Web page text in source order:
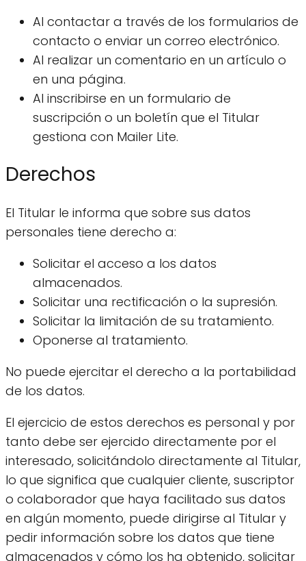
Al contactar a través de los formularios de
contacto o enviar un correo electrónico.
Al realizar un comentario en un artículo o
en una página.
Al inscribirse en un formulario de
suscripción o un boletín que el Titular
gestiona con Mailer Lite.
Derechos
El Titular le informa que sobre sus datos
personales tiene derecho a:
Solicitar el acceso a los datos
almacenados.
Solicitar una rectificación o la supresión.
Solicitar la limitación de su tratamiento.
Oponerse al tratamiento.
No puede ejercitar el derecho a la portabilidad
de los datos.
El ejercicio de estos derechos es personal y por
tanto debe ser ejercido directamente por el
interesado, solicitándolo directamente al Titular,
lo que significa que cualquier cliente, suscriptor
o colaborador que haya facilitado sus datos
en algún momento, puede dirigirse al Titular y
pedir información sobre los datos que tiene
almacenados y cómo los ha obtenido, solicitar